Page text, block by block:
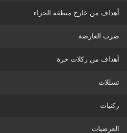
أهداف من خارج منطقة الجزاء
ضرب العارضة
أهداف من ركلات حرة
تسللات
ركنيات
العرضيات